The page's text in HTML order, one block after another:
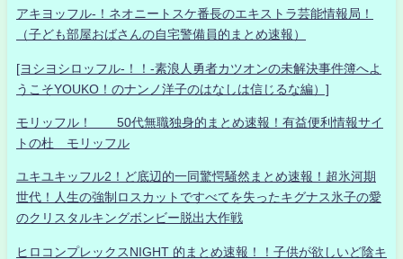
アキヨッフル-！ネオニートスケ番長のエキストラ芸能情報局！
（子ども部屋おばさんの自宅警備員的まとめ速報）
[ヨシヨシロッフル-！！-素浪人勇者カツオンの未解決事件簿へよ
うこそYOUKO！のナンノ洋子のはなしは信じるな編）]
モリッフル！ 50代無職独身的まとめ速報！有益便利情報サイ
トの杜 モリッフル
ユキユキッフル2！ど底辺的一同驚愕騒然まとめ速報！超氷河期
世代！人生の強制ロスカットですべてを失ったキグナス氷子の愛
のクリスタルキングボンビー脱出大作戦
ヒロコンプレックスNIGHT 的まとめ速報！！子供が欲しいど陰キ